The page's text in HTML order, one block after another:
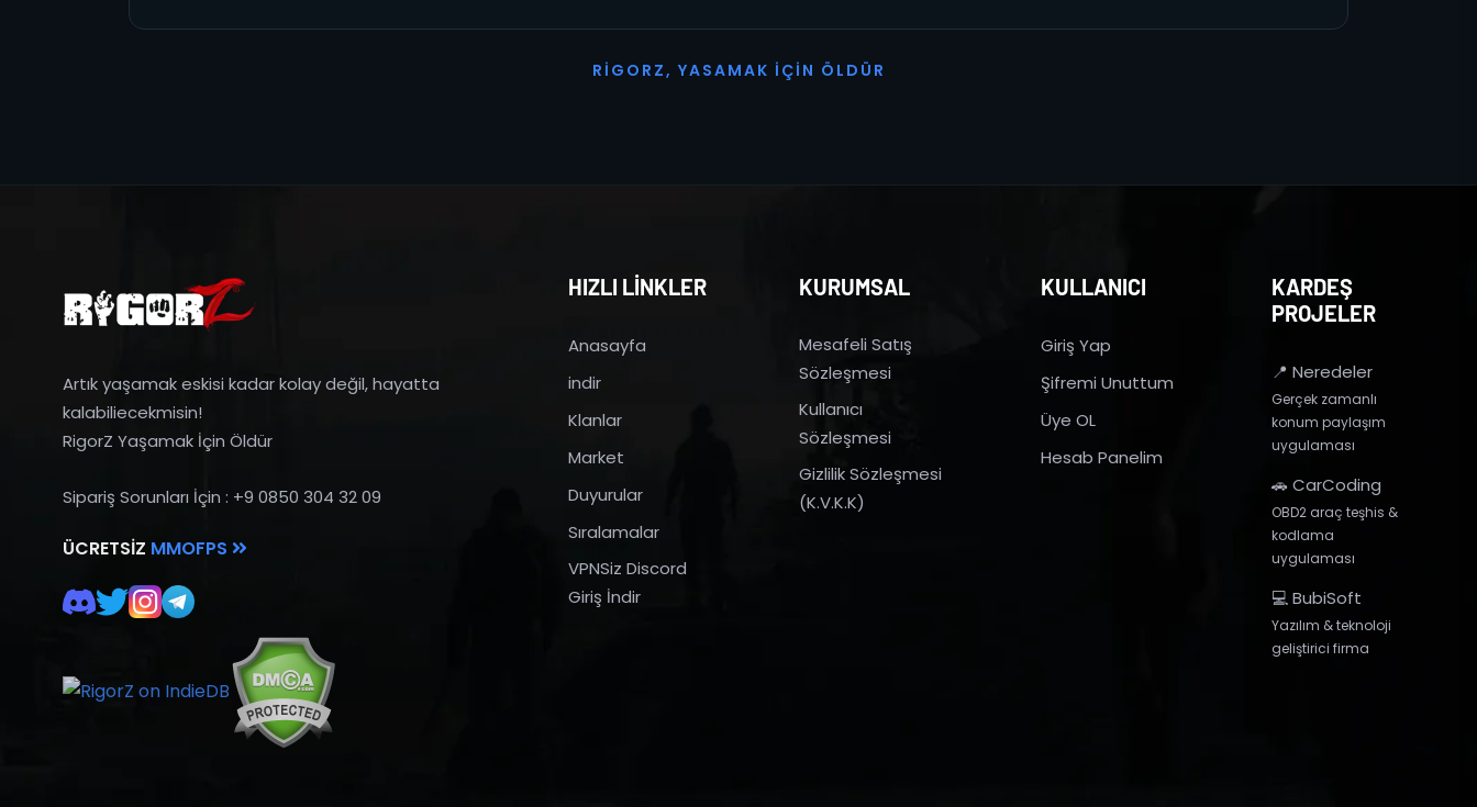
R I G O R Z, YASAMAK İ ÇI N Ö L D Ü R
Artık yaşamak eskisi kadar kolay değil, hayatta
kalabiliecekmisin!
RigorZ Yaşamak İçin Öldür
Sipariş Sorunları İçin : +9 0850 304 32 09
ÜCRETSIZ MMOFPS
HIZLI LİNKLER
Anasayfa
indir
Klanlar
Market
Duyurular
Sıralamalar
VPNSiz Discord
Giriş İndir
KURUMSAL
Mesafeli Satış
Sözleşmesi
Kullanıcı
Sözleşmesi
Gizlilik Sözleşmesi
(K.V.K.K)
KULLANICI
Giriş Yap
Şifremi Unuttum
Üye OL
Hesab Panelim
KARDEŞ
PROJELER
📍 Neredeler
Gerçek zamanlı
konum paylaşım
uygulaması
🚗 CarCoding
OBD2 araç teşhis &
kodlama
uygulaması
💻 BubiSoft
Yazılım & teknoloji
geliştirici firma